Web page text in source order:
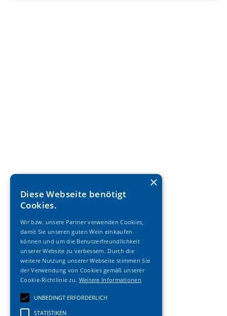
Diese Webseite benötigt
Cookies.
Wir bzw. unsere Partner verwenden Cookies,
damit Sie unseren guten Wein einkaufen
können und um die Benutzerfreundlichkeit
unserer Website zu verbessern. Durch die
weitere Nutzung unserer Webseite stimmen Sie
der Verwendung von Cookies gemäß unserer
Cookie-Richtlinie zu. Weitere Informationen
UNBEDINGT ERFORDERLICH
STATISTIKEN
×